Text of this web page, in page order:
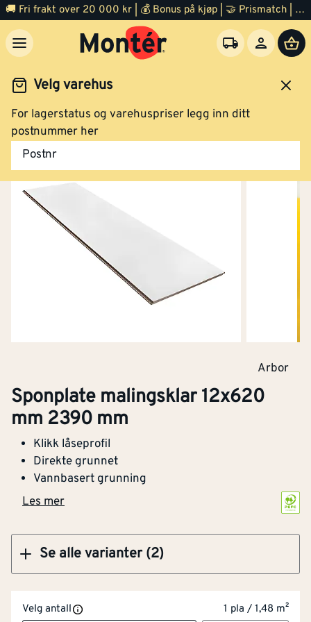
🚚 Fri frakt over 20 000 kr | 💰 Bonus på kjøp | 🤝 Prismatch | ⭐ 100% fornøyd garanti | 🏪 140 byggevarehus
Velg varehus
For lagerstatus og varehuspriser legg inn ditt
postnummer her
Postnr
Byggevarer Bygningsplater
Arbor
Sponplate malingsklar 12x620
mm 2390 mm
Klikk låseprofil
Direkte grunnet
Vannbasert grunning
Les mer
Se alle varianter (2)
Sponplate malingsklar 12x620 mm 2390 mm
Sponplate malingsklar 12x620 mm 2740 mm
Klikk og hent
Velg antall 1 pla / 1,48 m²
Bredde
Tykkelse [mm]
PEFC